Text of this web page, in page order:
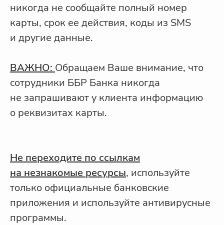
никогда не сообщайте полный номер
карты, срок ее действия, коды из SMS
и другие данные.
ВАЖНО: Обращаем Ваше внимание, что
сотрудники ББР Банка никогда
не запрашивают у клиента информацию
о реквизитах карты.
Не переходите по ссылкам
на незнакомые ресурсы, используйте
только официальные банковские
приложения и используйте антивирусные
программы.